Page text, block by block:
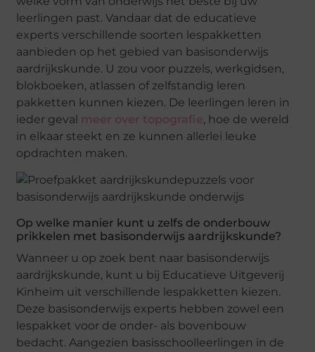
leerlingen past. Vandaar dat de educatieve
experts verschillende soorten lespakketten
aanbieden op het gebied van basisonderwijs
aardrijkskunde. U zou voor puzzels, werkgidsen,
blokboeken, atlassen of zelfstandig leren
pakketten kunnen kiezen. De leerlingen leren in
ieder geval meer over topografie, hoe de wereld
in elkaar steekt en ze kunnen allerlei leuke
opdrachten maken.
Op welke manier kunt u zelfs de onderbouw
prikkelen met basisonderwijs aardrijkskunde?
Wanneer u op zoek bent naar basisonderwijs
aardrijkskunde, kunt u bij Educatieve Uitgeverij
Kinheim uit verschillende lespakketten kiezen.
Deze basisonderwijs experts hebben zowel een
lespakket voor de onder- als bovenbouw
bedacht. Aangezien basisschoolleerlingen in de